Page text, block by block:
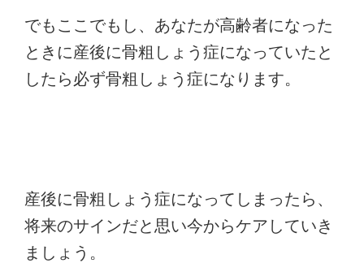
でもここでもし、あなたが高齢者になった
ときに産後に骨粗しょう症になっていたと
したら必ず骨粗しょう症になります。
産後に骨粗しょう症になってしまったら、
将来のサインだと思い今からケアしていき
ましょう。